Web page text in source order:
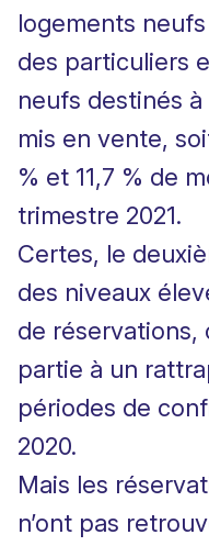
logements
des particuliers
neufs destinés
mis en vente,
% et 11,7 % de
trimestre 2021.
Certes, le
des niveaux
de réservations,
partie à un
périodes de
2020.
Mais les
n’ont pas